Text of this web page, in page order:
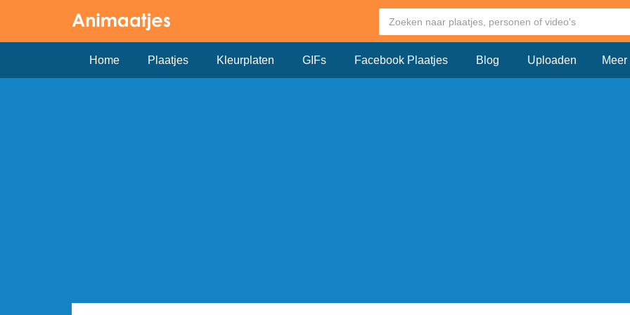
Home Plaatjes Kleurplaten GIFs Facebook Plaatjes Blog Uploaden Meer